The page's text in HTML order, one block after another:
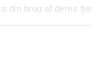
din brug af deres
& Co. ApS
har fået tredoblet
samt at der er